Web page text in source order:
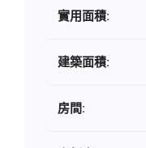
實用面積:
建築面積:
房間: